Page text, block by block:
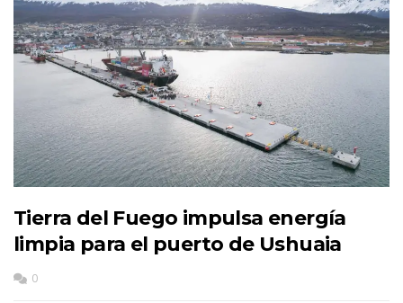
Tierra del Fuego impulsa energía
limpia para el puerto de Ushuaia
0